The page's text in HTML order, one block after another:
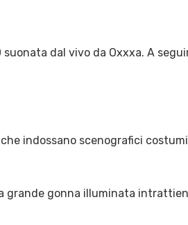
dal vivo da Oxxxa. A
indossano scenografici costumi
grande gonna illuminata